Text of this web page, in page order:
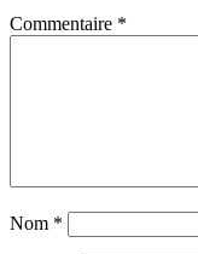
Commentaire *
Nom *